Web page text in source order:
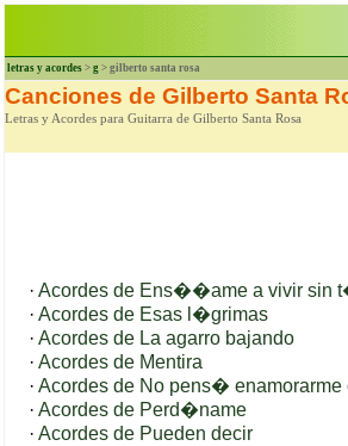
letras y acordes > g > gilberto santa rosa
Canciones de Gilberto Santa
Letras y Acordes para Guitarra de Gilberto Santa Rosa
· Acordes de Ens��ame a vivir sin
· Acordes de Esas l�grimas
· Acordes de La agarro bajando
· Acordes de Mentira
· Acordes de No pens� enamorarme
· Acordes de Perd�name
· Acordes de Pueden decir